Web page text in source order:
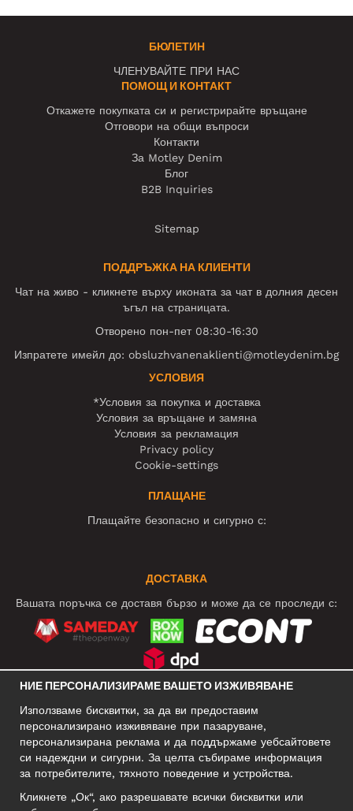
БЮЛЕТИН
ЧЛЕНУВАЙТЕ ПРИ НАС
ПОМОЩ И КОНТАКТ
Откажете покупката си и регистрирайте връщане
Отговори на общи въпроси
Контакти
За Motley Denim
Блог
B2B Inquiries
Sitemap
ПОДДРЪЖКА НА КЛИЕНТИ
Чат на живо - кликнете върху иконата за чат в долния десен
ъгъл на страницата.
Отворено пон-пет 08:30-16:30
Изпратете имейл до: obsluzhvanenaklienti@motleydenim.bg
УСЛОВИЯ
*Условия за покупка и доставка
Условия за връщане и замяна
Условия за рекламация
Privacy policy
Cookie-settings
ПЛАЩАНЕ
Плащайте безопасно и сигурно с:
ДОСТАВКА
Вашата поръчка се доставя бързо и може да се проследи с:
БИЗНЕС АДРЕС
Narva mnt 5, EE-10117 Tallinn
НИЕ ПЕРСОНАЛИЗИРАМЕ ВАШЕТО ИЗЖИВЯВАНЕ
Използваме бисквитки, за да ви предоставим
персонализирано изживяване при пазаруване,
персонализирана реклама и да поддържаме уебсайтовете
си надеждни и сигурни. За целта събираме информация
за потребителите, тяхното поведение и устройства.
Кликнете „Ок“, ако разрешавате всички бисквитки или